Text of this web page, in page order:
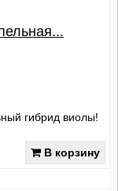
гибрид виолы!
В корзину